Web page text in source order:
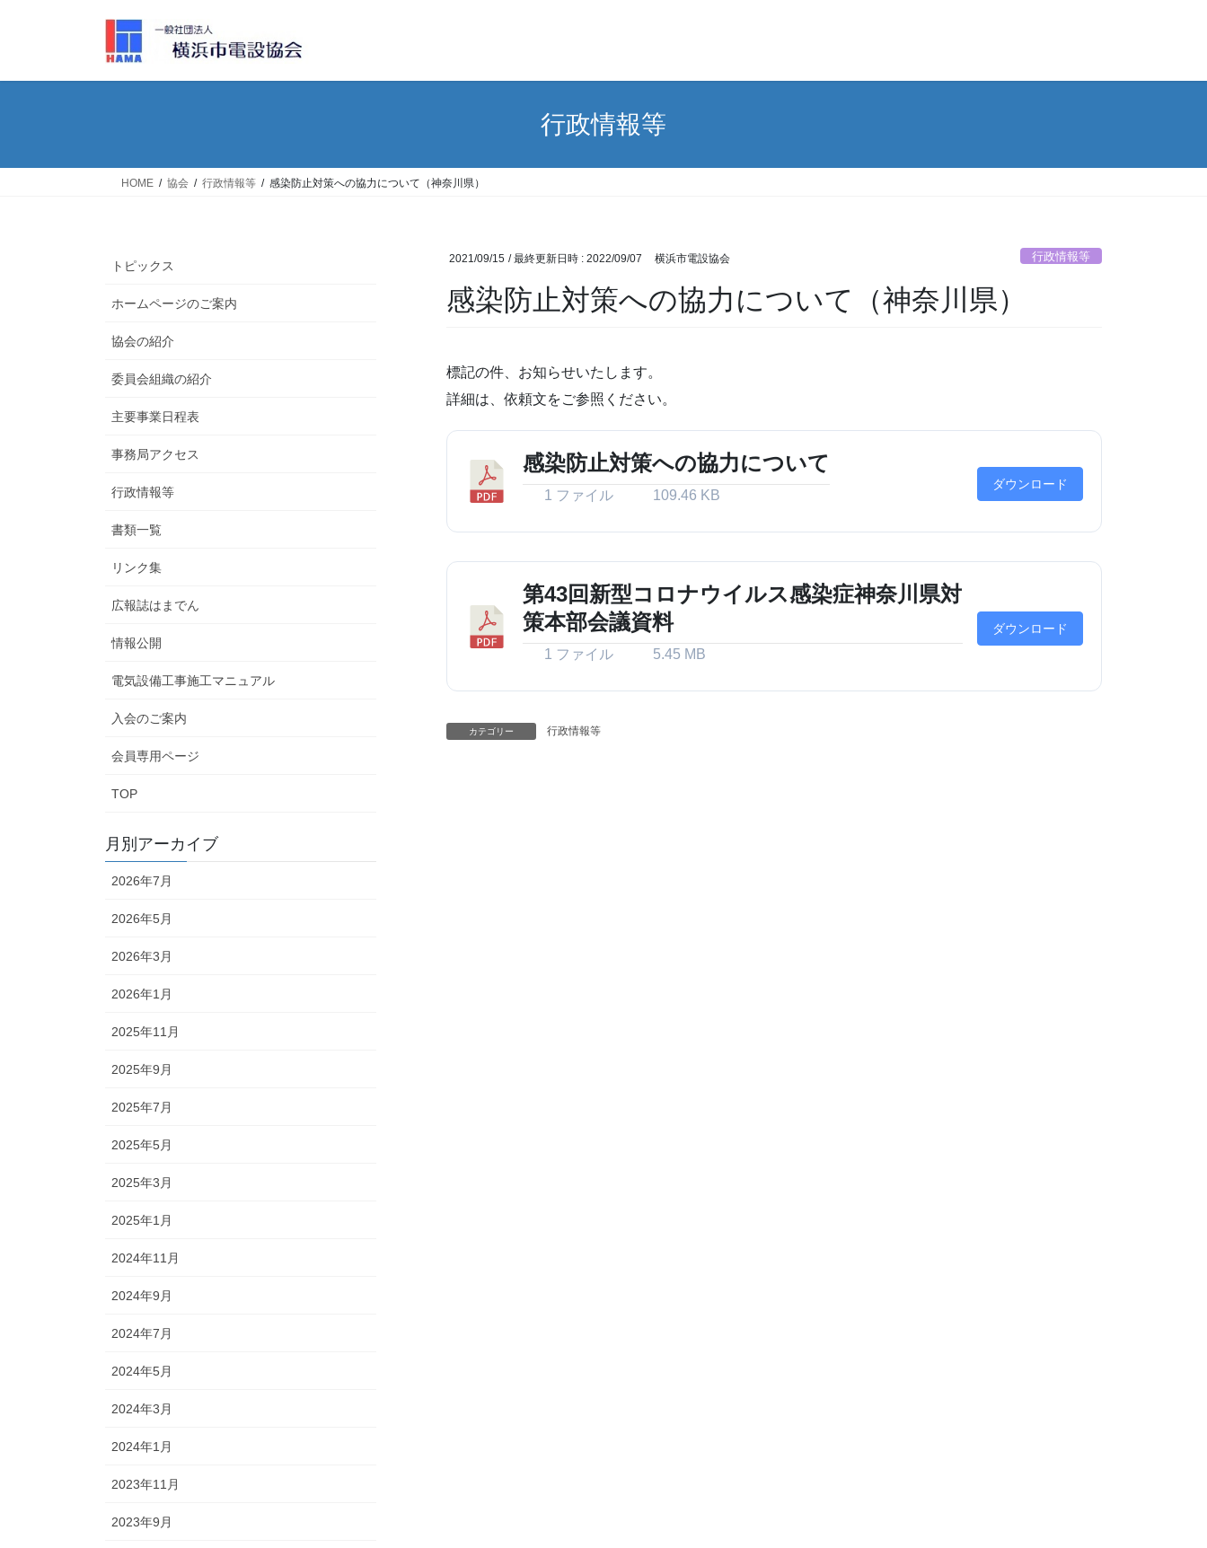
行政情報等
HOME 協会 行政情報等 感染防止対策への協力について（神奈川県）
2021/09/15 / 最終更新日時 : 2022/09/07 横浜市電設協会 行政情報等
感染防止対策への協力について（神奈川県）
標記の件、お知らせいたします。
詳細は、依頼文をご参照ください。
感染防止対策への協力について
1 ファイル 109.46 KB
ダウンロード
第43回新型コロナウイルス感染症神奈川県対
策本部会議資料
1 ファイル 5.45 MB
ダウンロード
カテゴリー 行政情報等
トピックス
ホームページのご案内
協会の紹介
委員会組織の紹介
主要事業日程表
事務局アクセス
行政情報等
書類一覧
リンク集
広報誌はまでん
情報公開
電気設備工事施工マニュアル
入会のご案内
会員専用ページ
TOP
月別アーカイブ
2026年7月
2026年5月
2026年3月
2026年1月
2025年11月
2025年9月
2025年7月
2025年5月
2025年3月
2025年1月
2024年11月
2024年9月
2024年7月
2024年5月
2024年3月
2024年1月
2023年11月
2023年9月